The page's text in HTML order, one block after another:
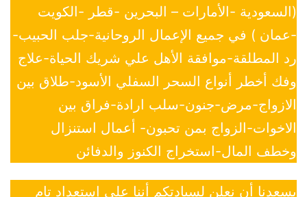
(السعودية -الأمارات – البحرين -قطر -الكويت
-عمان ) في جميع الإعمال الروحانية-جلب الحبيب-
رد المطلقة-موافقة الأهل علي شريك الحياة-علاج
وفك أخطر أنواع السحر السفلي الأسود-طلاق بين
الازواج-مرض-جنون-سلب ارادة-فراق بين
الاخوات-الزواج بمن تحبون- أعمال استنزال
وخطف المال-استخراج الكنوز والدفائن
يسعدنا أن نعلن لسيادتكم أننا على إستعداد تام